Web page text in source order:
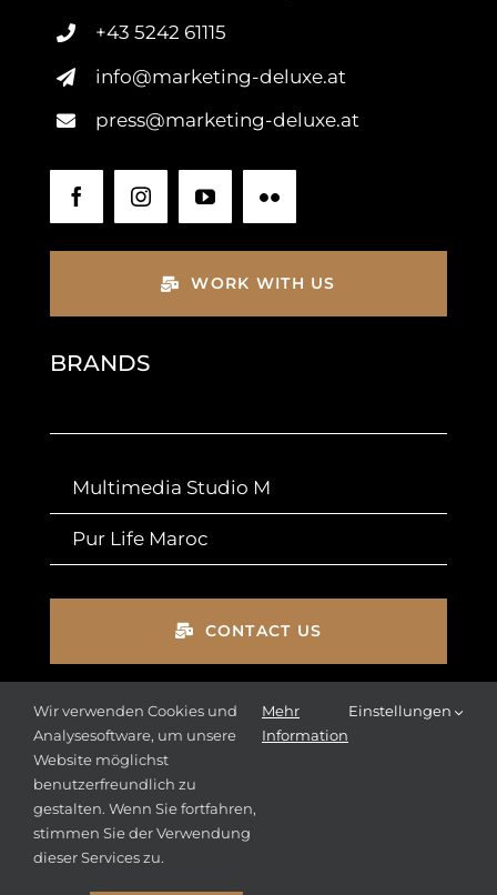
+43 5242 61115
info@marketing-deluxe.at
press@marketing-deluxe.at
WORK WITH US
BRANDS
Multimedia Studio M
Pur Life Maroc
CONTACT US
Impressum
Datenschutz
AGBs
Wir verwenden Cookies und
Analysesoftware, um unsere
Website möglichst
benutzerfreundlich zu
gestalten. Wenn Sie fortfahren,
stimmen Sie der Verwendung
dieser Services zu.
Mehr
Information
Einstellungen